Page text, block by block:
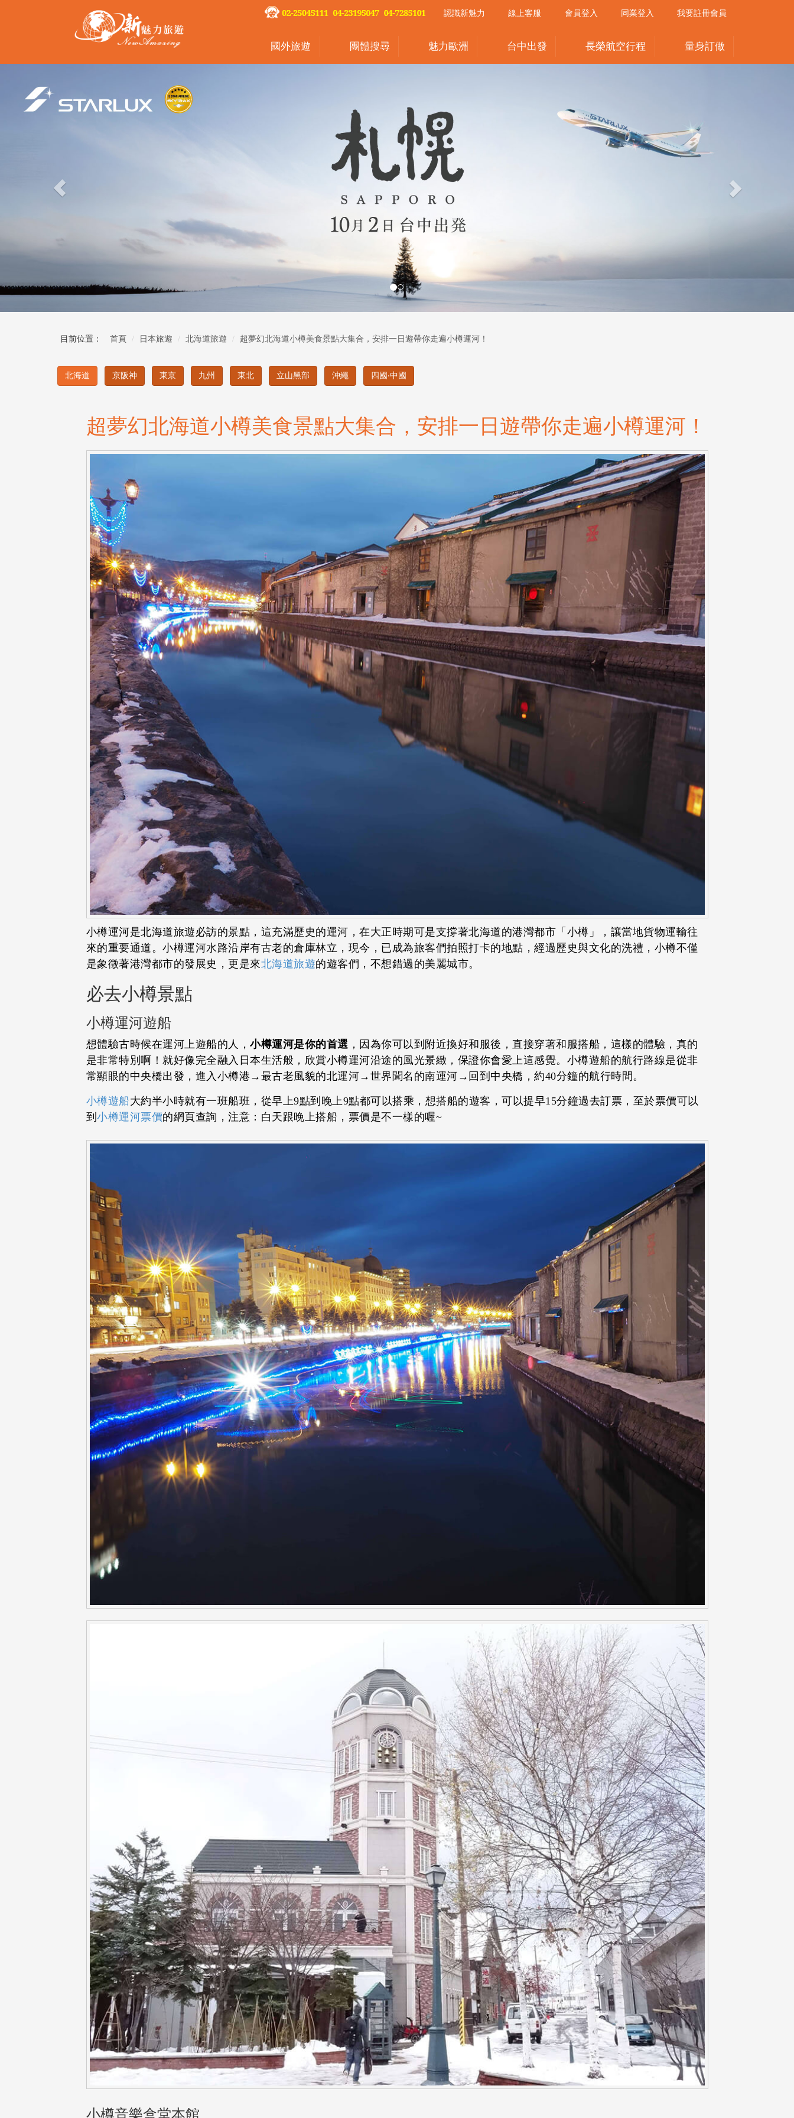
國外旅遊 團體搜尋 魅力歐洲 台中出發 長榮航空行程 量身訂做
認識新魅力 線上客服 會員登入 同業登入 我要註冊會員
目前位置： 首頁 日本旅遊 北海道旅遊 超夢幻北海道小樽美食景點大集合，安排一日遊帶你走遍小樽運河！
北海道 京阪神 東京 九州 東北 立山黑部 沖繩 四國‧中國
超夢幻北海道小樽美食景點大集合，安排一日遊帶你走遍小樽運河！
小樽運河是北海道旅遊必訪的景點，這充滿歷史的運河，在大正時期可是支撐著北海道的港灣都市「小樽」，讓當地貨物運輸往
來的重要通道。小樽運河水路沿岸有古老的倉庫林立，現今，已成為旅客們拍照打卡的地點，經過歷史與文化的洗禮，小樽不僅
是象徵著港灣都市的發展史，更是來北海道旅遊的遊客們，不想錯過的美麗城市。
必去小樽景點
小樽運河遊船
想體驗古時候在運河上遊船的人， 小樽運河是你的首選 ，因為你可以到附近換好和服後，直接穿著和服搭船，這樣的體驗，真的
是非常特別啊！就好像完全融入日本生活般，欣賞小樽運河沿途的風光景緻，保證你會愛上這感覺。小樽遊船的航行路線是從非
常顯眼的中央橋出發，進入小樽港→最古老風貌的北運河→世界聞名的南運河→回到中央橋，約40分鐘的航行時間。
小樽遊船大約半小時就有一班船班，從早上9點到晚上9點都可以搭乘，想搭船的遊客，可以提早15分鐘過去訂票，至於票價可以
到 小樽運河票價的網頁查詢，注意：白天跟晚上搭船，票價是不一樣的喔~
小樽音樂盒堂本館